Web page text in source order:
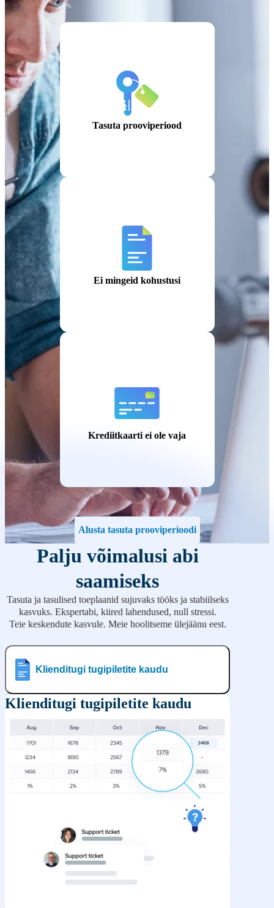
Tasuta prooviperiood
Ei mingeid kohustusi
Krediitkaarti ei ole vaja
Alusta tasuta prooviperioodi
Palju võimalusi abi
saamiseks
Tasuta ja tasulised toeplaanid sujuvaks tööks ja stabiilseks
kasvuks. Ekspertabi, kiired lahendused, null stressi.
Teie keskendute kasvule. Meie hoolitseme ülejäänu eest.
Klienditugi tugipiletite kaudu
Klienditugi tugipiletite kaudu